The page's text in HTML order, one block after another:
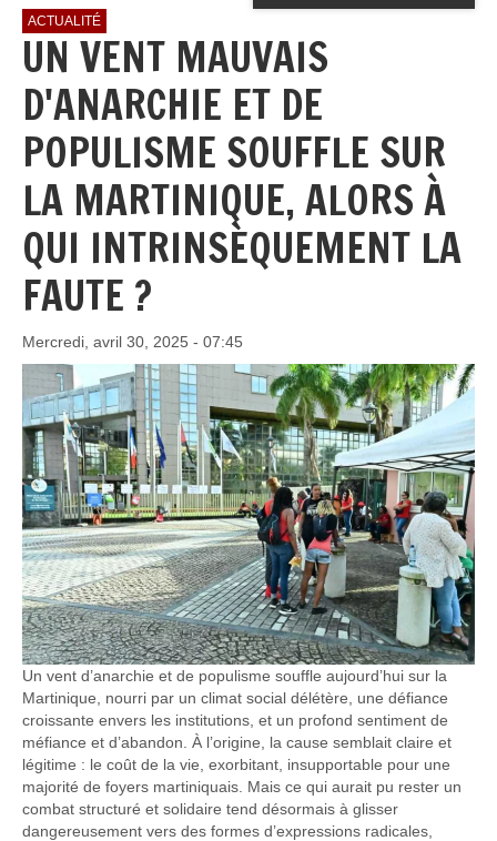
ACTUALITÉ
UN VENT MAUVAIS
D'ANARCHIE ET DE
POPULISME SOUFFLE SUR
LA MARTINIQUE, ALORS À
QUI INTRINSÈQUEMENT LA
FAUTE ?
Mercredi, avril 30, 2025 - 07:45
Un vent d’anarchie et de populisme souffle aujourd’hui sur la
Martinique, nourri par un climat social délétère, une défiance
croissante envers les institutions, et un profond sentiment de
méfiance et d’abandon. À l’origine, la cause semblait claire et
légitime : le coût de la vie, exorbitant, insupportable pour une
majorité de foyers martiniquais. Mais ce qui aurait pu rester un
combat structuré et solidaire tend désormais à glisser
dangereusement vers des formes d’expressions radicales,